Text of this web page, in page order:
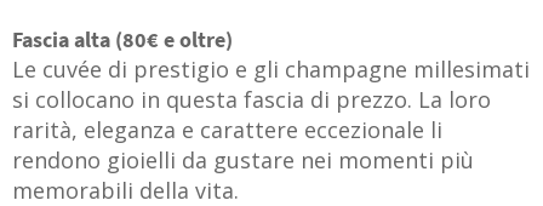
Fascia alta (80€ e oltre)
Le cuvée di prestigio e gli champagne millesimati
si collocano in questa fascia di prezzo. La loro
rarità, eleganza e carattere eccezionale li
rendono gioielli da gustare nei momenti più
memorabili della vita.